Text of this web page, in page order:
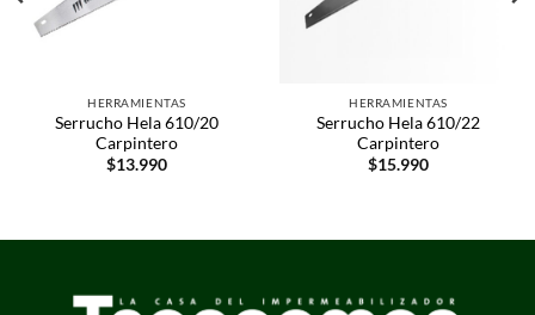
HERRAMIENTAS
Serrucho Hela 610/20
Carpintero
$13.990
HERRAMIENTAS
Serrucho Hela 610/22
Carpintero
$15.990